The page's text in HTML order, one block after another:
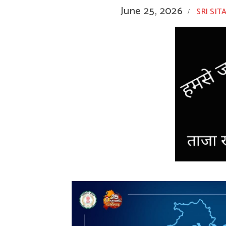
June 25, 2026 / SRI